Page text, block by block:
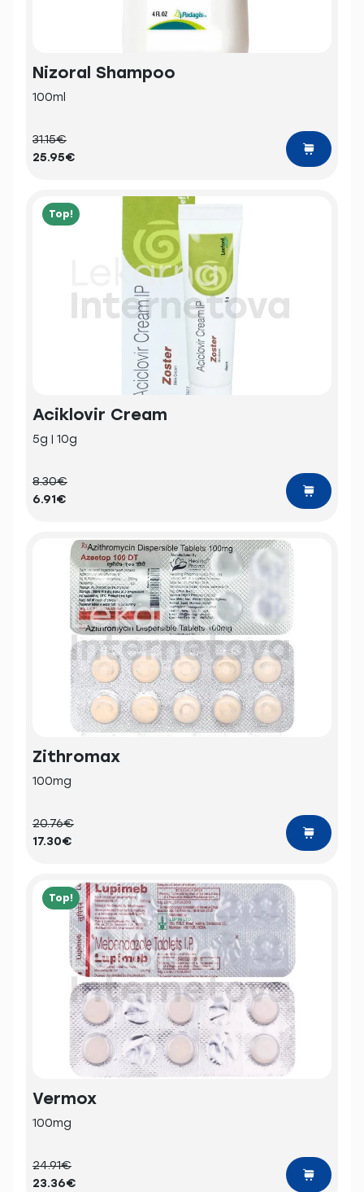
Nizoral Shampoo
100ml
31.15€
25.95€
Top!
Aciklovir Cream
5g | 10g
8.30€
6.91€
Zithromax
100mg
20.76€
17.30€
Top!
Vermox
100mg
24.91€
23.36€